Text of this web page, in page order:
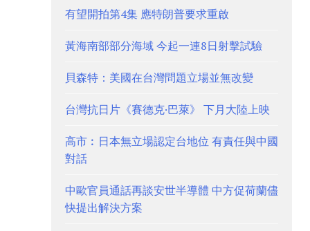
有望開拍第4集 應特朗普要求重啟
黃海南部部分海域 今起一連8日射擊試驗
貝森特：美國在台灣問題立場並無改變
台灣抗日片《賽德克·巴萊》 下月大陸上映
高市︰日本無立場認定台地位 有責任與中國
對話
中歐官員通話再談安世半導體 中方促荷蘭儘
快提出解決方案